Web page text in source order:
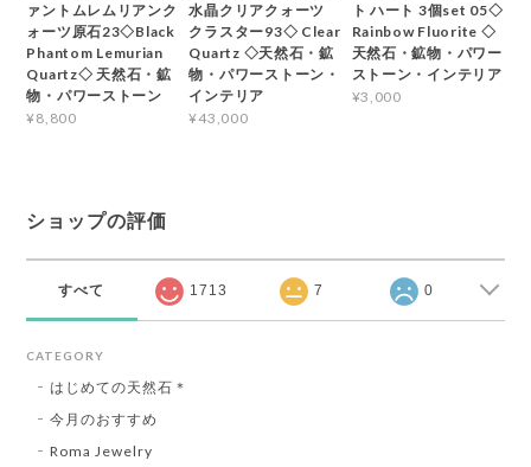
ァントムレムリアンク
ォーツ原石23◇Black
Phantom Lemurian
Quartz◇ 天然石・鉱
物・パワーストーン
¥8,800
水晶クリアクォーツ
クラスター93◇ Clear
Quartz ◇天然石・鉱
物・パワーストーン・
インテリア
¥43,000
ト ハート 3個set 05◇
Rainbow Fluorite ◇
天然石・鉱物・パワー
ストーン・インテリア
¥3,000
ショップの評価
すべて 1713 7 0
CATEGORY
はじめての天然石＊
今月のおすすめ
Roma Jewelry